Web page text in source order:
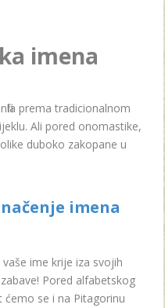
imena
prema tradicionalnom
Ali pored onomastike,
duboko zakopane u
imena
ime krije iza svojih
Pored alfabetskog
ćemo se i na Pitagorinu